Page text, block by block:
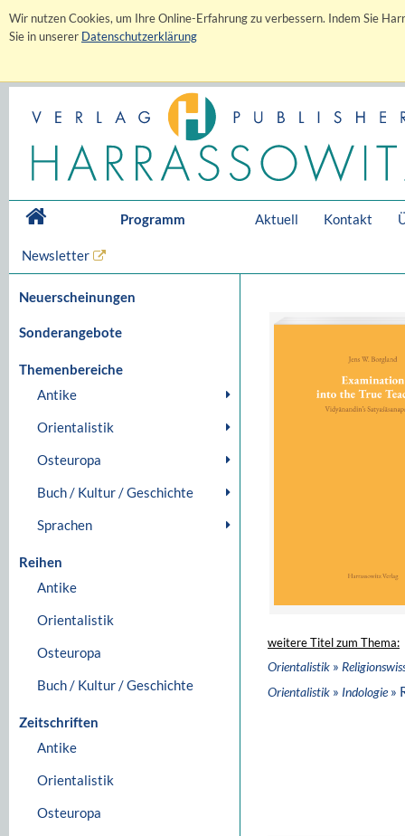
Wir nutzen Cookies, um Ihre Online-Erfahrung zu verbessern. Indem Sie
Sie in unserer Datenschutzerklärung
Programm Aktuell Kontakt
Newsletter
Neuerscheinungen
Sonderangebote
Themenbereiche
Antike
Orientalistik
Osteuropa
Buch / Kultur / Geschichte
Sprachen
Reihen
Antike
Orientalistik
Osteuropa
Buch / Kultur / Geschichte
Zeitschriften
Antike
Orientalistik
Osteuropa
weitere Titel zum Thema:
Orientalistik »
Orientalistik » Indologie»